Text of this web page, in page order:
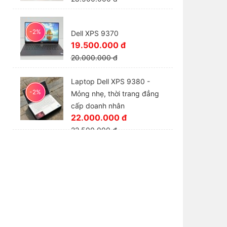
-2% Dell XPS 9370
19.500.000 đ
20.000.000 đ
-2%
Laptop Dell XPS 9380 -
Mỏng nhẹ, thời trang đẳng
cấp doanh nhân
22.000.000 đ
22.500.000 đ